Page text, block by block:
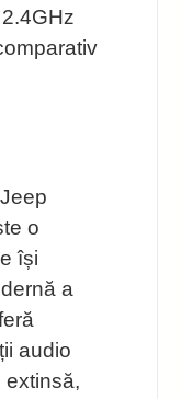
o
își
a
audio
extinsă,